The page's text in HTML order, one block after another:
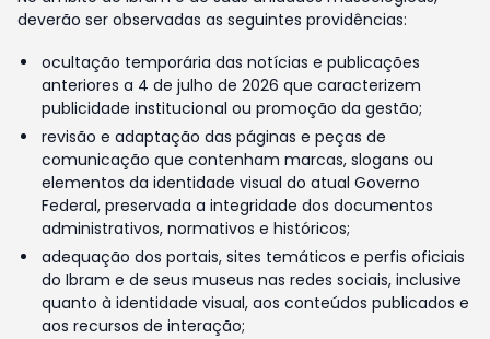
deverão ser observadas as seguintes providências:
ocultação temporária das notícias e publicações
anteriores a 4 de julho de 2026 que caracterizem
publicidade institucional ou promoção da gestão;
revisão e adaptação das páginas e peças de
comunicação que contenham marcas, slogans ou
elementos da identidade visual do atual Governo
Federal, preservada a integridade dos documentos
administrativos, normativos e históricos;
adequação dos portais, sites temáticos e perfis oficiais
do Ibram e de seus museus nas redes sociais, inclusive
quanto à identidade visual, aos conteúdos publicados e
aos recursos de interação;